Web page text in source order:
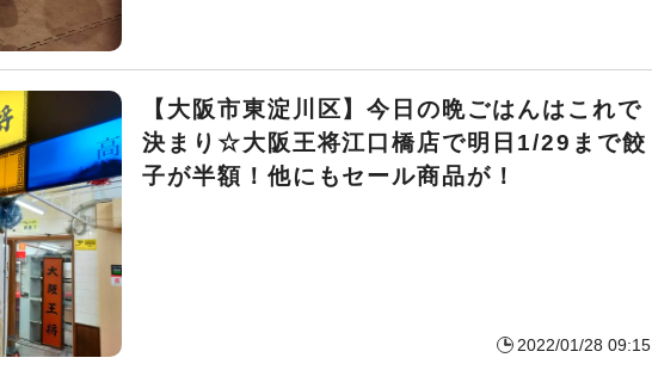
【大阪市東淀川区】今日の晩ごはんはこれで
決まり☆大阪王将江口橋店で明日1/29まで餃
子が半額！他にもセール商品が！
2022/01/28 09:15